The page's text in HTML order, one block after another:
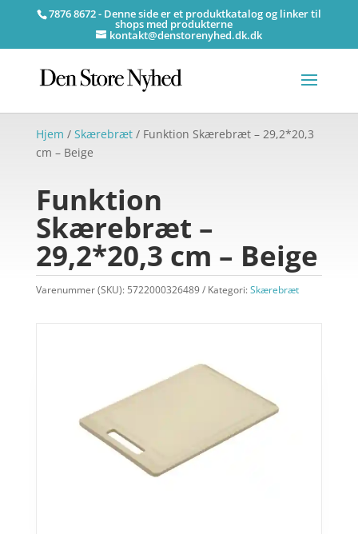
7876 8672 - Denne side er et produktkatalog og linker til
shops med produkterne
kontakt@denstorenyhed.dk.dk
Hjem / Skærebræt/ Funktion Skærebræt – 29,2*20,3
cm – Beige
Funktion
Skærebræt –
29,2*20,3 cm – Beige
Varenummer (SKU): 5722000326489 Kategori:Skærebræt